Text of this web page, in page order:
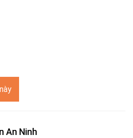
An Ninh